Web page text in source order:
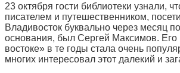
23 октября гости библиотеки узнали,
писателем и путешественником,
Владивосток буквально через месяц
основания, был Сергей Максимов. Его
востоке» в те годы стала очень
многих интересовал этот далекий и